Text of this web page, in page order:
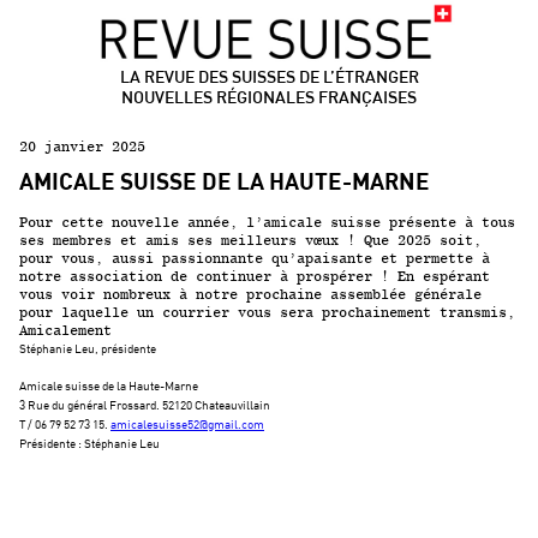
LA REVUE DES SUISSES DE L’ÉTRANGER
NOUVELLES RÉGIONALES FRANÇAISES
20 janvier 2025
AMICALE SUISSE DE LA HAUTE-MARNE
Pour cette nouvelle année, l’amicale suisse présente à tous
ses membres et amis ses meilleurs vœux ! Que 2025 soit,
pour vous, aussi passionnante qu’apaisante et permette à
notre association de continuer à prospérer ! En espérant
vous voir nombreux à notre prochaine assemblée générale
pour laquelle un courrier vous sera prochainement transmis,
Amicalement
Stéphanie Leu, présidente
Amicale suisse de la Haute-Marne
3 Rue du général Frossard. 52120 Chateauvillain
T / 06 79 52 73 15. amicalesuisse52@gmail.com
Présidente : Stéphanie Leu